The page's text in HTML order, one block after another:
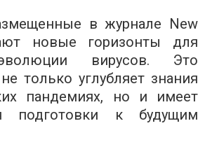
в журнале New
новые горизонты для
вирусов. Это
только углубляет знания
пандемиях, но и имеет
подготовки к будущим